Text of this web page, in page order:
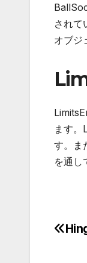
されて
オブジ
ます
す。ま
を通し
投